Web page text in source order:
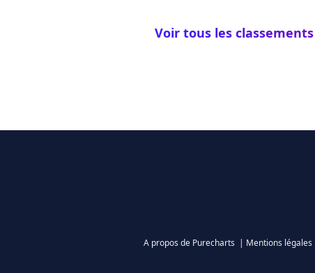
Voir tous les
A propos de Purecharts | Mentions légales